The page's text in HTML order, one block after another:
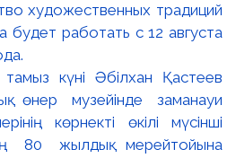
художественных традиций
будет работать с 12 августа